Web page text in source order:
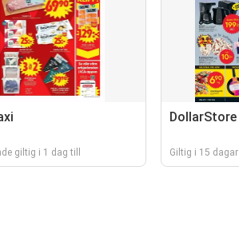
giltig i 1 dag till
DollarStore
Giltig i 15 dagar